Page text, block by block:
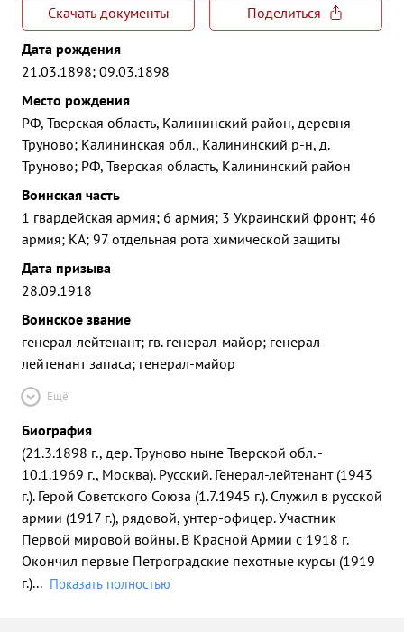
Скачать документы
Поделиться
Дата рождения
21.03.1898; 09.03.1898
Место рождения
РФ, Тверская область, Калининский район, деревня
Труново; Калининская обл., Калининский р-н, д.
Труново; РФ, Тверская область, Калининский район
Воинская часть
1 гвардейская армия; 6 армия; 3 Украинский фронт; 46
армия; КА; 97 отдельная рота химической защиты
Дата призыва
28.09.1918
Воинское звание
генерал-лейтенант; гв. генерал-майор; генерал-
лейтенант запаса; генерал-майор
Ещё
Биография
(21.3.1898 г., дер. Труново ныне Тверской обл. -
10.1.1969 г., Москва). Русский. Генерал-лейтенант (1943
г.). Герой Советского Союза (1.7.1945 г.). Служил в русской
армии (1917 г.), рядовой, унтер-офицер. Участник
Первой мировой войны. В Красной Армии с 1918 г.
Окончил первые Петроградские пехотные курсы (1919
г.)... Показать полностью